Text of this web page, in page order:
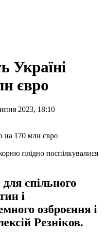
Україні
євро
2023, 18:10
плідно поспілкувалися
спільного
і
озброєння і
Резніков.